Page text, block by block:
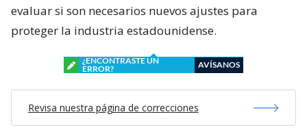
evaluar si son necesarios nuevos ajustes para
proteger la industria estadounidense.
¿ENCONTRASTE UN
ERROR?
AVÍSANOS
Revisa nuestra página de correcciones